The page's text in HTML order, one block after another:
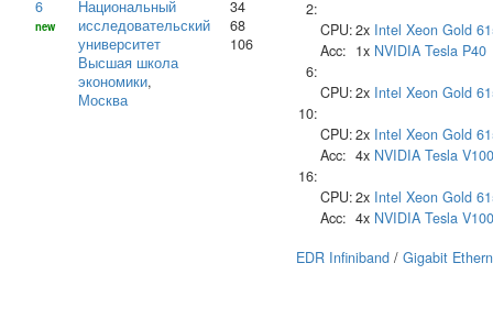
6
new
Национальный
исследовательский
университет
Высшая школа
экономики,
Москва
34
68
106
2:
CPU:2x Intel Xeon Gold
Acc: 1x NVIDIA Tesla P40
6:
CPU:2x Intel Xeon Gold
10:
CPU:2x Intel Xeon Gold
Acc: 4x NVIDIA Tesla V100
16:
CPU:2x Intel Xeon Gold
Acc: 4x NVIDIA Tesla V100
EDR Infiniband / Gigabit